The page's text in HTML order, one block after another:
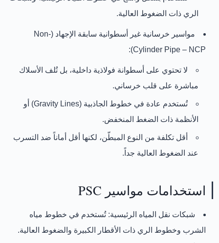
الري ذات الضغوط العالية.
مواسير خرسانية غير أسطوانية سابقة الإجهاد (Non-
Cylinder Pipe – NCP):
لا تحتوي على أسطوانة فولاذية داخلية، بل تُلف الأسلاك
مباشرة على قلب خرساني.
تُستخدم عادة في خطوط الجاذبية (Gravity Lines) أو
الأنظمة ذات الضغط المنخفض.
أقل تكلفة من النوع المبطّن، لكنها أقل أماناً ضد التسرب
عند الضغوط العالية جداً.
استخدامات مواسير PSC
شبكات نقل المياه الرئيسية: تُستخدم في خطوط مياه
الشرب وخطوط الري ذات الأقطار الكبيرة والضغوط العالية.